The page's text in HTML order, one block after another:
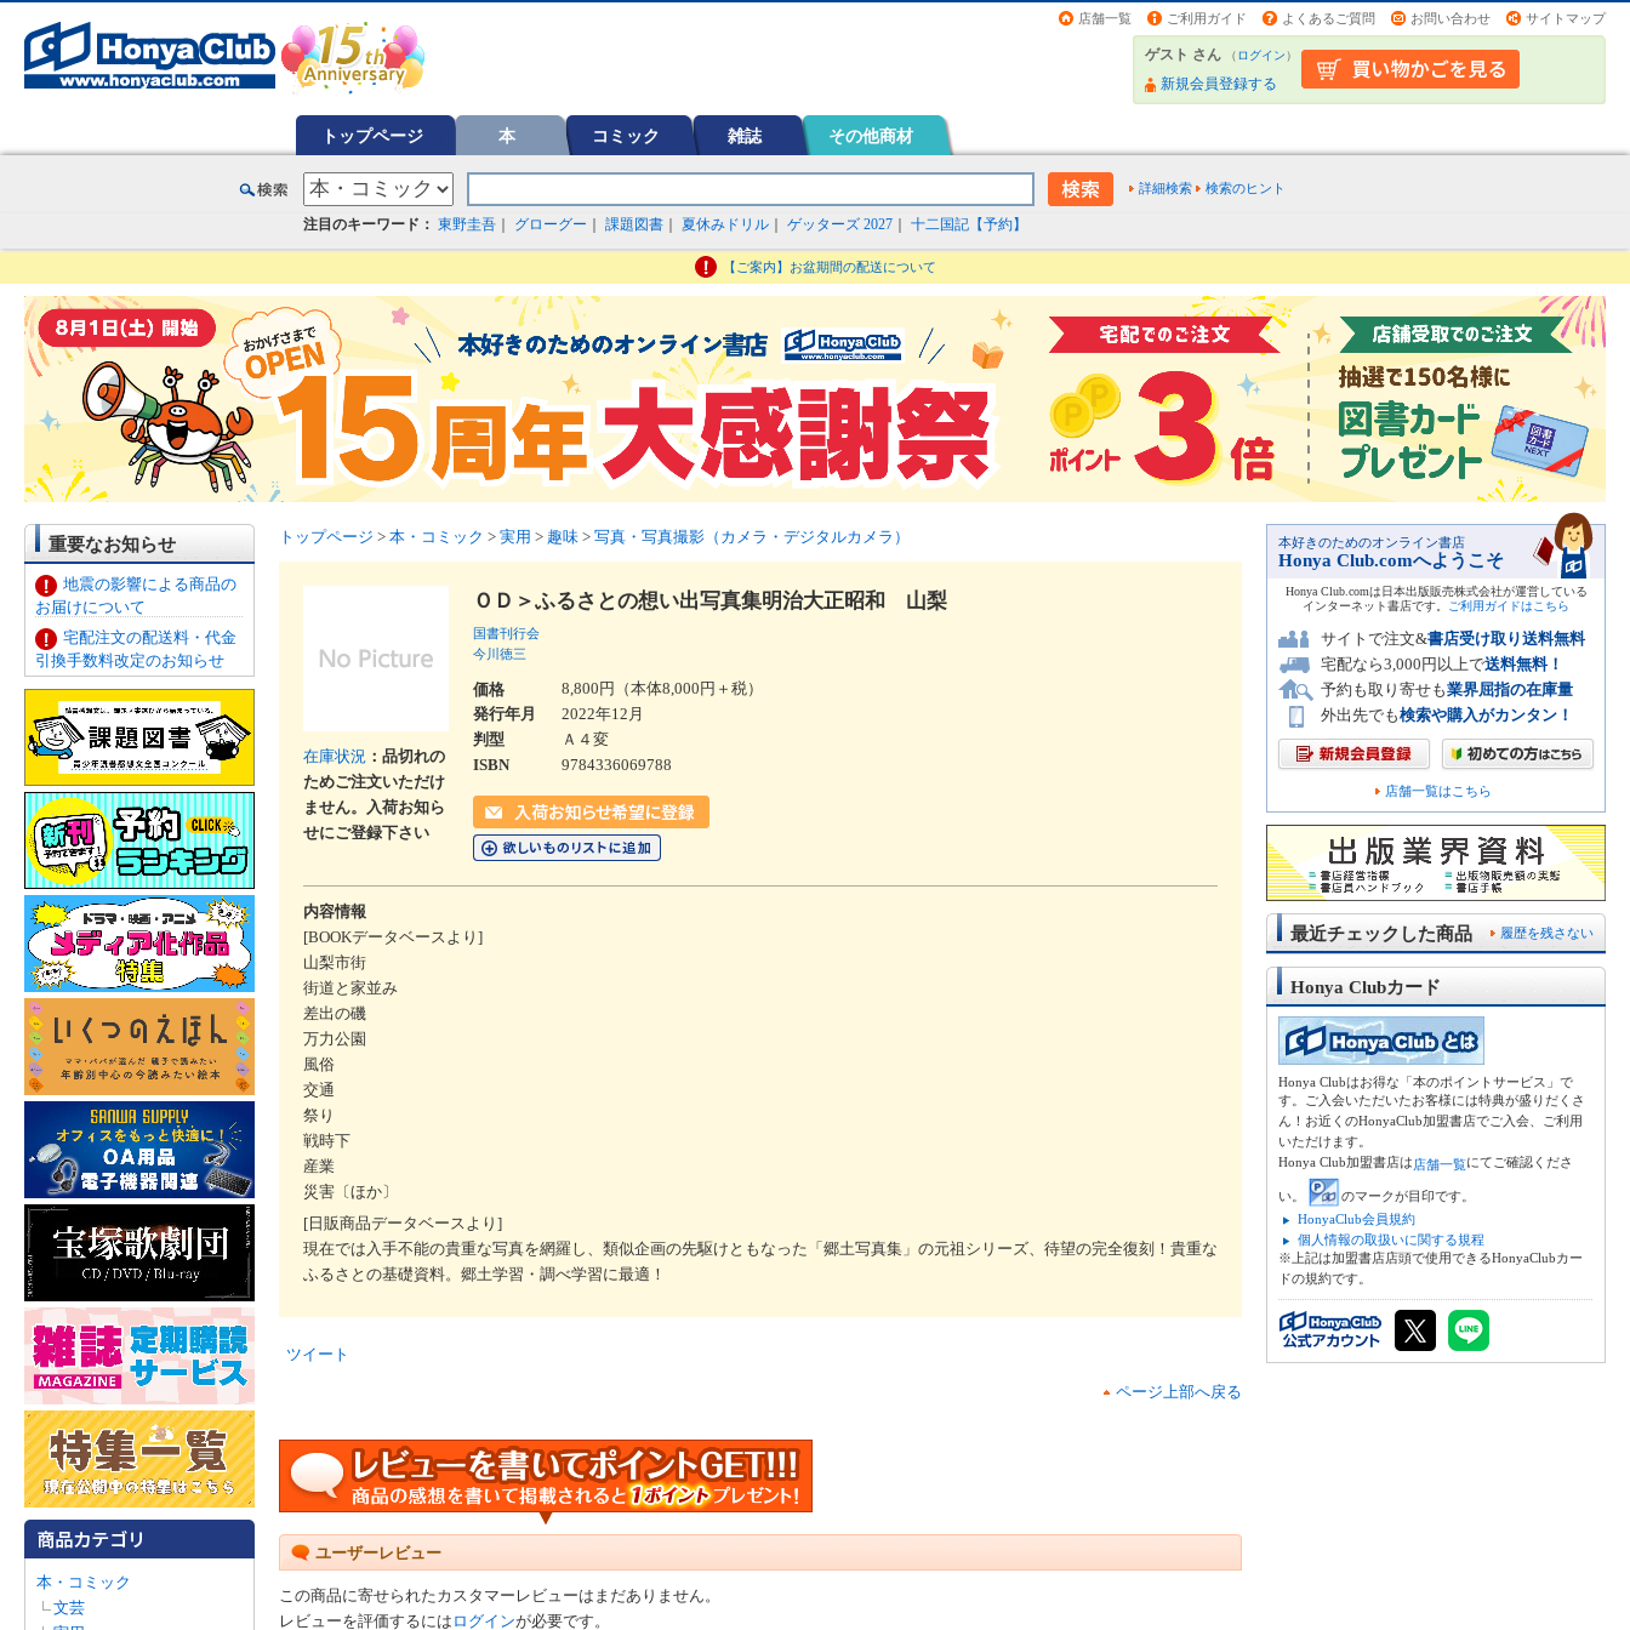
店舗一覧 ご利用ガイド よくあるご質問 お問い合わせ サイトマップ
ゲスト さん （ログイン）
新規会員登録する
トップページ 本 コミック 雑誌 その他商材
詳細検索 検索のヒント
注目のキーワード： 東野圭吾 グローグー 課題図書 夏休みドリル ゲッターズ 2027 十二国記【予約】
【ご案内】お盆期間の配送について
重要なお知らせ
地震の影響による商品の
お届けについて
宅配注文の配送料・代金
引換手数料改定のお知らせ
本・コミック
文芸
トップページ > 本・コミック > 実用 > 趣味 > 写真・写真撮影（カメラ・デジタルカメラ）
在庫状況 ：品切れの
ためご注文いただけ
ません。入荷お知ら
せにご登録下さい
ＯＤ＞ふるさとの想い出写真集明治大正昭和 山梨
国書刊行会
今川徳三
価格
8,800円（本体8,000円＋税）
発行年月
2022年12月
判型
Ａ４変
ISBN
9784336069788
内容情報
[BOOKデータベースより]
山梨市街
街道と家並み
差出の磯
万力公園
風俗
交通
祭り
戦時下
産業
災害〔ほか〕
[日販商品データベースより]
現在では入手不能の貴重な写真を網羅し、類似企画の先駆けともなった「郷土写真集」の元祖シリーズ、待望の完全復刻！貴重な
ふるさとの基礎資料。郷土学習・調べ学習に最適！
ツイート
ページ上部へ戻る
ユーザーレビュー
この商品に寄せられたカスタマーレビューはまだありません。
レビューを評価するには ログインが必要です。
本好きのためのオンライン書店
Honya Club.comへようこそ
Honya Club.comは日本出版販売株式会社が運営している
インターネット書店です。
ご利用ガイドはこちら
サイトで注文&書店受け取り送料無料
宅配なら3,000円以上で送料無料！
予約も取り寄せも業界屈指の在庫量
外出先でも検索や購入がカンタン！
店舗一覧はこちら
履歴を残さない
最近チェックした商品
Honya Clubカード
Honya Clubはお得な「本のポイントサービス」で
す。ご入会いただいたお客様には特典が盛りだくさ
ん！お近くのHonyaClub加盟書店でご入会、ご利用
いただけます。
Honya Club加盟書店は店舗一覧にてご確認くださ
い。
のマークが目印です。
HonyaClub会員規約
個人情報の取扱いに関する規程
※上記は加盟書店店頭で使用できるHonyaClubカー
ドの規約です。